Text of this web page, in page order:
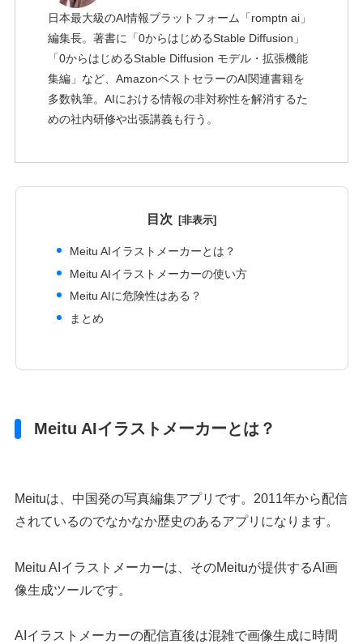
日本最大級のAI情報プラットフォーム「romptn ai」
編集長。著書に「0からはじめるStable Diffusion」
「0からはじめるStable Diffusion モデル・拡張機能
集編」など、AmazonベストセラーのAI関連書籍を
多数執筆。AIにおける情報の非対称性を解消するた
めの社内研修や出張講義も行う。
目次
Meitu AIイラストメーカーとは？
Meitu AIイラストメーカーの使い方
Meitu AIに危険性はある？
まとめ
Meitu AIイラストメーカーとは？
Meituは、中国発の写真編集アプリです。2011年から配信
されているのでなかなか歴史のあるアプリになります。
Meitu AIイラストメーカーは、そのMeituが提供するAI画
像生成ツールです。
AIイラストメーカーの配信直後は混雑で画像生成に時間